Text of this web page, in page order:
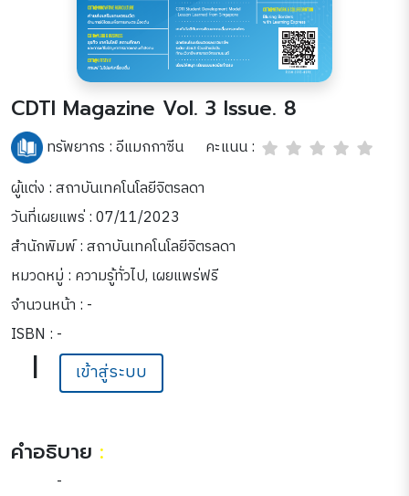
CDTI Magazine Vol. 3 Issue. 8
ทรัพยากร :อีแมกกาซีน
คะแนน :
ผู้แต่ง : สถาบันเทคโนโลยีจิตรลดา
วันที่เผยแพร่ : 07/11/2023
สำนักพิมพ์ : สถาบันเทคโนโลยีจิตรลดา
หมวดหมู่ : ความรู้ทั่วไป, เผยแพร่ฟรี
จำนวนหน้า : -
ISBN : -
| เข้าสู่ระบบ
คำอธิบาย :
-